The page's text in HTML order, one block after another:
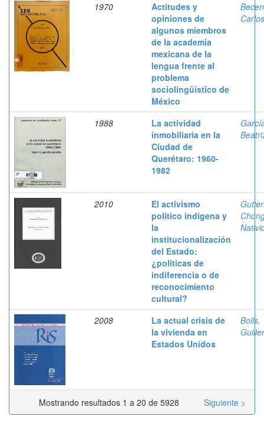
1970
Actitudes y
opiniones de
algunos miembros
de la academia
mexicana de la
lengua frente al
problema
sociolingüístico de
México
Carlos
1988
La actividad
inmobiliaria en la
Ciudad de
Querétaro: 1960-
1982
2010
El activismo
político indígena y
la
institucionalización
del Estado:
¿políticas de
indiferencia o de
reconocimiento
cultural?
2008
La actual crisis de
la vivienda en
Estados Unidos
Boils,
Mostrando resultados 1 a 20 de 5928 Siguiente >